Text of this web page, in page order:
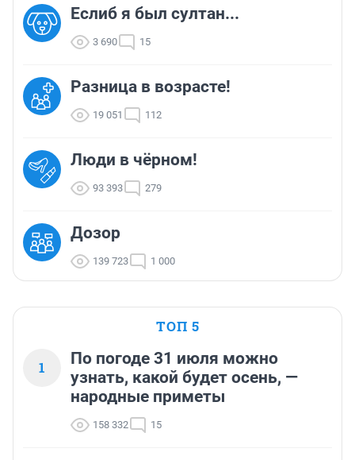
Еслиб я был султан...
3 690 15
Разница в возрасте!
19 051 112
Люди в чёрном!
93 393 279
Дозор
139 723 1 000
ТОП 5
1
По погоде 31 июля можно
узнать, какой будет осень, —
народные приметы
158 332 15